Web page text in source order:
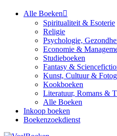
Alle Boeken
Spiritualiteit & Esoterie
Religie
Psychologie,
Economie &
Studieboeken
Fantasy &
Kunst, Cultuur &
Kookboeken
Literatuur, Romans &
Alle Boeken
Inkoop boeken
Boekenzoekdienst